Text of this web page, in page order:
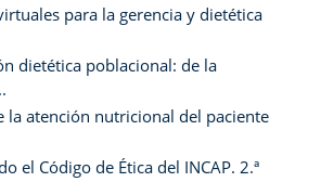
para la gerencia y dietética
dietética poblacional: de la
la atención nutricional del paciente
el Código de Ética del INCAP. 2.ª